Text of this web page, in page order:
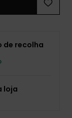
de recolha
loja